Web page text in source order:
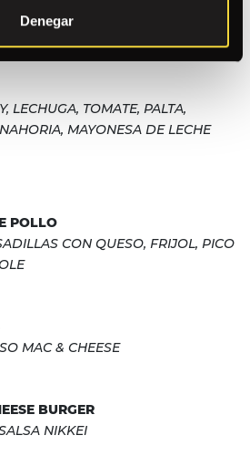
Denegar
LECHUGA, TOMATE, PALTA,
MAYONESA DE LECHE
POLLO
CON QUESO, FRIJOL, PICO
MAC & CHEESE
BURGER
NIKKEI